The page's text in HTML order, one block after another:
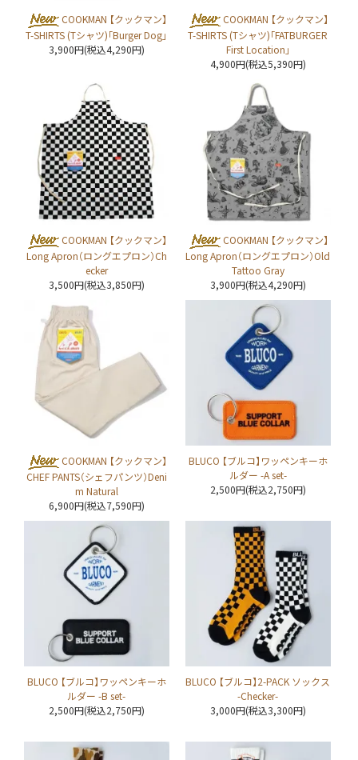
COOKMAN 【クックマン】
T-SHIRTS (Tシャツ)「Burger Dog」
3,900円(税込4,290円)
COOKMAN 【クックマン】
T-SHIRTS (Tシャツ)「FATBURGER
First Location」
4,900円(税込5,390円)
COOKMAN 【クックマン】
Long Apron（ロングエプロン）Ch
ecker
3,500円(税込3,850円)
COOKMAN 【クックマン】
Long Apron（ロングエプロン）Old
Tattoo Gray
3,900円(税込4,290円)
COOKMAN 【クックマン】
CHEF PANTS（シェフパンツ）Deni
m Natural
6,900円(税込7,590円)
BLUCO 【ブルコ】ワッペンキーホ
ルダー -A set-
2,500円(税込2,750円)
BLUCO 【ブルコ】ワッペンキーホ
ルダー -B set-
2,500円(税込2,750円)
BLUCO 【ブルコ】2-PACK ソックス
-Checker-
3,000円(税込3,300円)